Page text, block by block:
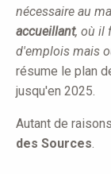
nécessaire au
accueillant, où il
d'emplois mais
résume le plan
jusqu'en 2025.
Autant de
des Sources